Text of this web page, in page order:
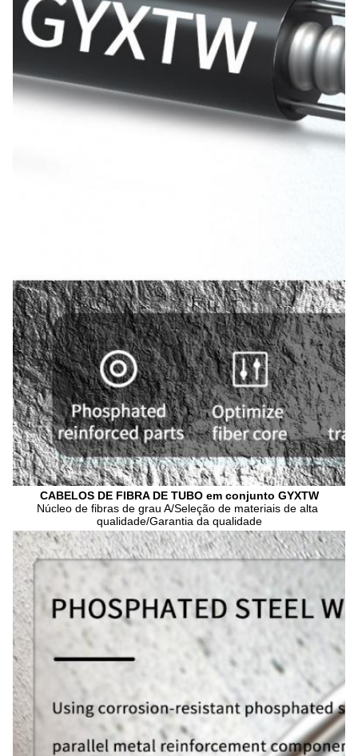
CABELOS DE FIBRA DE TUBO em conjunto GYXTW
Núcleo de fibras de grau A/Seleção de materiais de alta
qualidade/Garantia da qualidade